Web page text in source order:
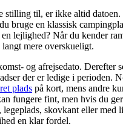
stilling til, er ikke altid
bruge en klassisk
lejlighed? Når du kender
mere overskueligt.
og afrejsedato. Derefter
der er ledige i perioden.
plads på kort, mens andre
fungere fint, men hvis du
skovkant eller med
en klar fordel.